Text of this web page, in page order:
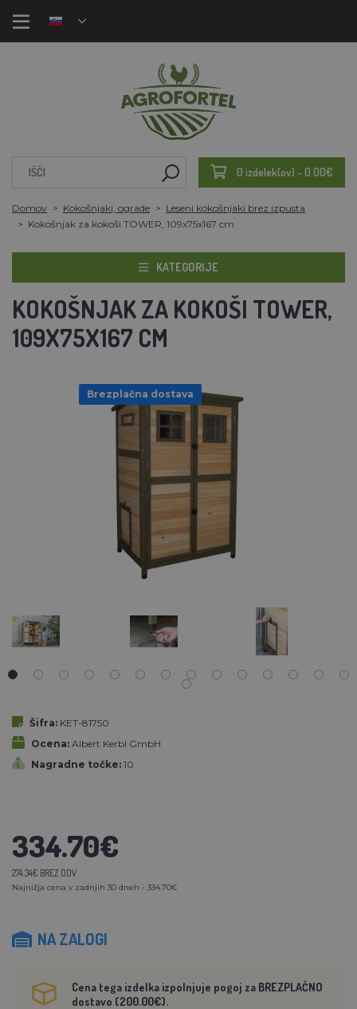
0 izdelek(ov) - 0.00€
Domov Kokošnjaki, ograde
Leseni kokošnjaki brez izpusta
Kokošnjak za kokoši TOWER, 109x75x167 cm
KATEGORIJE
KOKOŠNJAK ZA KOKOŠI TOWER,
109X75X167 CM
Brezplačna dostava
Šifra: KET-81750
Ocena: Albert Kerbl GmbH
Nagradne točke: 10
334.70€
274.34€ BREZ DDV
Najnižja cena v zadnjih 30 dneh - 334.70€
NA ZALOGI
Cena tega izdelka izpolnjuje pogoj za BREZPLAČNO
dostavo (200.00€).